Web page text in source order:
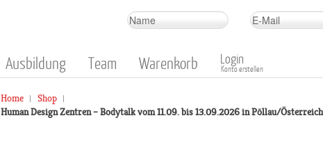
Ausbildung Team Warenkorb Login
Konto erstellen
Home
Shop
Human Design Zentren – Bodytalk vom 11.09. bis 13.09.2026 in Pöllau/